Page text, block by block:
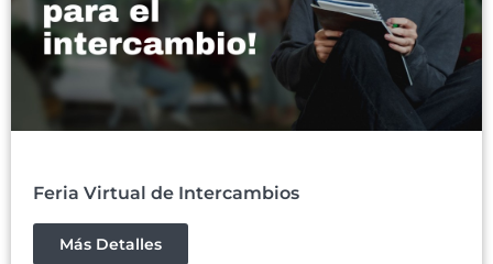
Feria Virtual de Intercambios
Más Detalles